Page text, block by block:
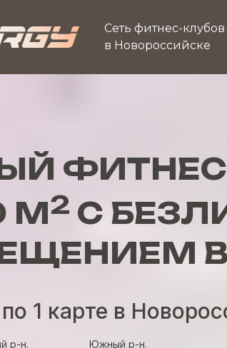
Сеть фитнес-клубов
в Новороссийске
р-н. Южный р-н.
М2 С
1 карте в